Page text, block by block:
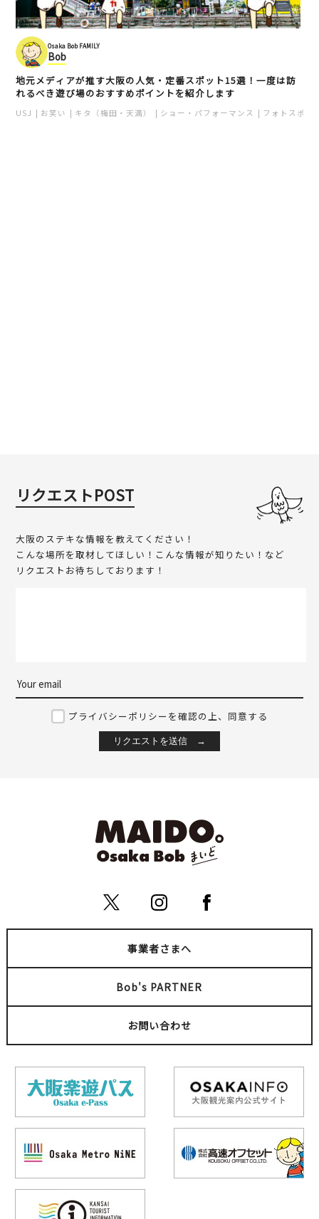
Osaka Bob FAMILY
Bob
地元メディアが推す大阪の人気・定番スポット15選！一度は訪
れるべき遊び場のおすすめポイントを紹介します
USJ お笑い キタ（梅田・天満） ショー・パフォーマンス フォトスポッ
リクエストPOST
大阪のステキな情報を教えてください！
こんな場所を取材してほしい！こんな情報が知りたい！など
リクエストお待ちしております！
プライバシーポリシーを確認の上、同意する
事業者さまへ
Bob's PARTNER
お問い合わせ